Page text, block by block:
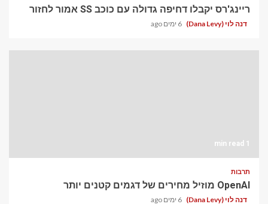
ריינג'רס יקבלו דחיפה גדולה עם כוכב SS אמור לחזור
דנה לוי (Dana Levy) 6 ימים ago
1 min read
תרבות
OpenAI מוזיל מחירים של דגמים קטנים יותר
דנה לוי (Dana Levy) 6 ימים ago